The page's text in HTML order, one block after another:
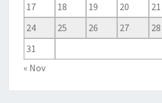
17
18 19 20 21
24
25 26 27 28
31
« Nov